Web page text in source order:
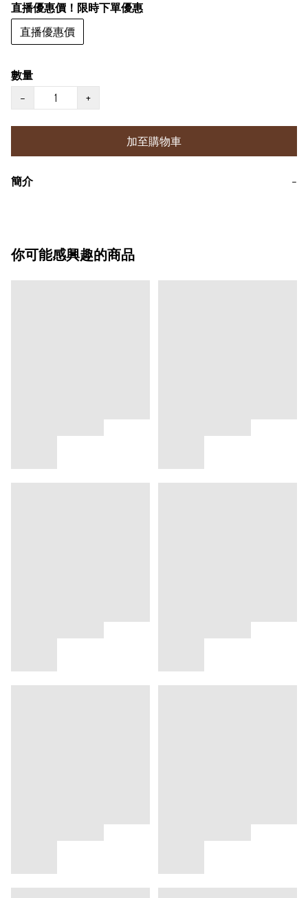
直播優惠價！限時下單優惠
直播優惠價
數量
−
+
加至購物車
簡介 −
你可能感興趣的商品